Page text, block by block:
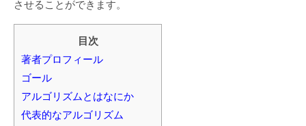
させることができます。
目次
著者プロフィール
ゴール
アルゴリズムとはなにか
代表的なアルゴリズム